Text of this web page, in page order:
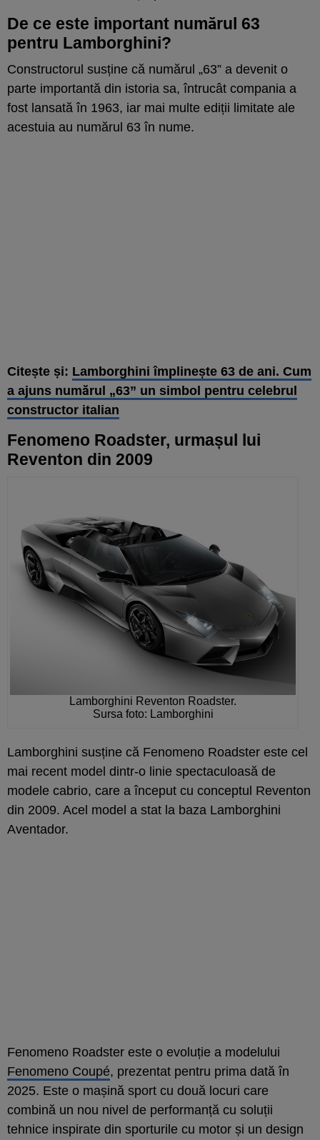
De ce este important numărul 63
pentru Lamborghini?
Constructorul susține că numărul „63” a devenit o
parte importantă din istoria sa, întrucât compania a
fost lansată în 1963, iar mai multe ediții limitate ale
acestuia au numărul 63 în nume.
Citește și: Lamborghini împlinește 63 de ani. Cum
a ajuns numărul „63” un simbol pentru celebrul
constructor italian
Fenomeno Roadster, urmașul lui
Reventon din 2009
Lamborghini Reventon Roadster.
Sursa foto: Lamborghini
Lamborghini susține că Fenomeno Roadster este cel
mai recent model dintr-o linie spectaculoasă de
modele cabrio, care a început cu conceptul Reventon
din 2009. Acel model a stat la baza Lamborghini
Aventador.
Fenomeno Roadster este o evoluție a modelului
Fenomeno Coupé, prezentat pentru prima dată în
2025. Este o mașină sport cu două locuri care
combină un nou nivel de performanță cu soluții
tehnice inspirate din sporturile cu motor și un design